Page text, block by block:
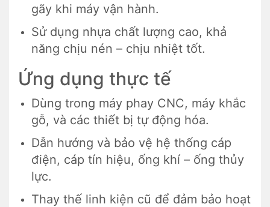
gãy khi máy vận hành.
Sử dụng nhựa chất lượng cao, khả
năng chịu nén – chịu nhiệt tốt.
Ứng dụng thực tế
Dùng trong máy phay CNC, máy khắc
gỗ, và các thiết bị tự động hóa.
Dẫn hướng và bảo vệ hệ thống cáp
điện, cáp tín hiệu, ống khí – ống thủy
lực.
Thay thế linh kiện cũ để đảm bảo hoạt